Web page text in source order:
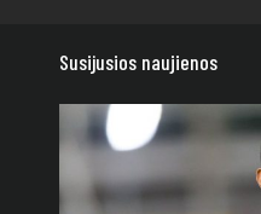
Susijusios naujienos